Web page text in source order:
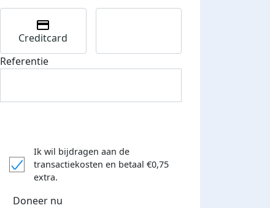
Donateurs bedankt
Creditcard
Referentie
Ik wil bijdragen aan de
transactiekosten en betaal €0,75
extra.
Doneer nu